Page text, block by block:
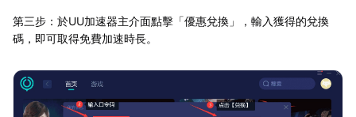
第三步：於UU加速器主介面點擊「優惠兌換」，輸入獲得的兌換
碼，即可取得免費加速時長。